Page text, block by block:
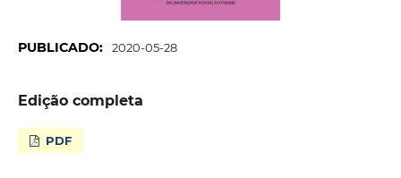
PUBLICADO: 2020-05-28
Edição completa
PDF